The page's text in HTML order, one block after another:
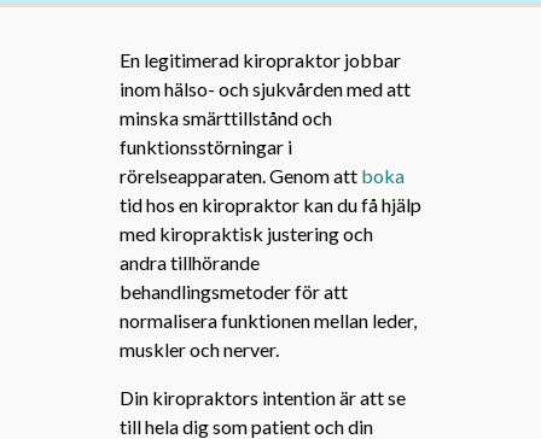
En legitimerad kiropraktor jobbar
inom hälso- och sjukvården med att
minska smärttillstånd och
funktionsstörningar i
rörelseapparaten. Genom att boka
tid hos en kiropraktor kan du få hjälp
med kiropraktisk justering och
andra tillhörande
behandlingsmetoder för att
normalisera funktionen mellan leder,
muskler och nerver.
Din kiropraktors intention är att se
till hela dig som patient och din